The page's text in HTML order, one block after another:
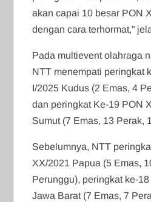
akan capai 10 besar PON
dengan cara terhormat,”
Pada multievent olahraga
NTT menempati peringkat
I/2025 Kudus (2 Emas, 4
dan peringkat Ke-19 PON
Sumut (7 Emas, 13 Perak,
Sebelumnya, NTT
XX/2021 Papua (5 Emas,
Perunggu), peringkat ke-
Jawa Barat (7 Emas, 7